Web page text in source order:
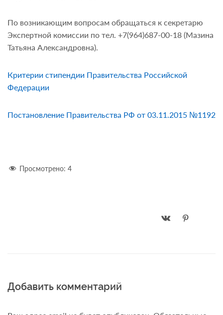
По возникающим вопросам обращаться к секретарю
Экспертной комиссии по тел. +7(964)687-00-18 (Мазина
Татьяна Александровна).
Критерии стипендии Правительства Российской
Федерации
Постановление Правительства РФ от 03.11.2015 №1192
Просмотрено: 4
Добавить комментарий